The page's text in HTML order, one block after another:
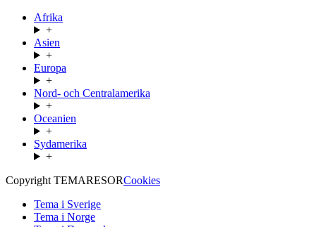
Afrika
+
Asien
+
Europa
+
Nord- och Centralamerika
+
Oceanien
+
Sydamerika
+
Copyright TEMARESORCookies
Tema i Sverige
Tema i Norge